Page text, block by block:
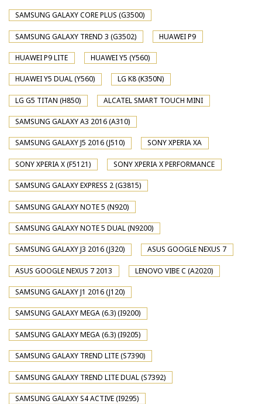
SAMSUNG GALAXY CORE PLUS (G3500)
SAMSUNG GALAXY TREND 3 (G3502) HUAWEI P9
HUAWEI P9 LITE HUAWEI Y5 (Y560)
HUAWEI Y5 DUAL (Y560) LG K8 (K350N)
LG G5 TITAN (H850) ALCATEL SMART TOUCH MINI
SAMSUNG GALAXY A3 2016 (A310)
SAMSUNG GALAXY J5 2016 (J510) SONY XPERIA XA
SONY XPERIA X (F5121) SONY XPERIA X PERFORMANCE
SAMSUNG GALAXY EXPRESS 2 (G3815)
SAMSUNG GALAXY NOTE 5 (N920)
SAMSUNG GALAXY NOTE 5 DUAL (N9200)
SAMSUNG GALAXY J3 2016 (J320) ASUS GOOGLE NEXUS 7
ASUS GOOGLE NEXUS 7 2013 LENOVO VIBE C (A2020)
SAMSUNG GALAXY J1 2016 (J120)
SAMSUNG GALAXY MEGA (6.3) (I9200)
SAMSUNG GALAXY MEGA (6.3) (I9205)
SAMSUNG GALAXY TREND LITE (S7390)
SAMSUNG GALAXY TREND LITE DUAL (S7392)
SAMSUNG GALAXY S4 ACTIVE (I9295)